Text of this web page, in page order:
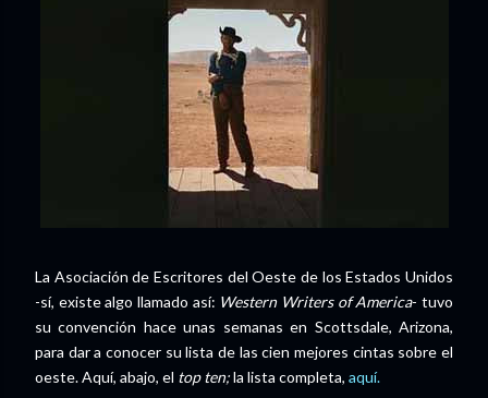
La Asociación de Escritores del Oeste de los Estados Unidos
-sí, existe algo llamado así: Western Writers of America- tuvo
su convención hace unas semanas en Scottsdale, Arizona,
para dar a conocer su lista de las cien mejores cintas sobre el
oeste. Aquí, abajo, el top ten;la lista completa, aquí.